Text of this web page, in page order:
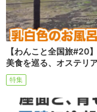
【わんこと全国旅#20
美食を巡る、オステリ
特集